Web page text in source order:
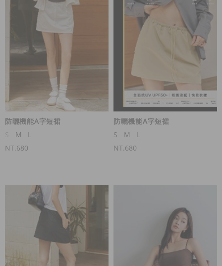
防曬機能A字短裙
M
L
NT.680
防曬機能A字短裙
S
M
L
NT.680